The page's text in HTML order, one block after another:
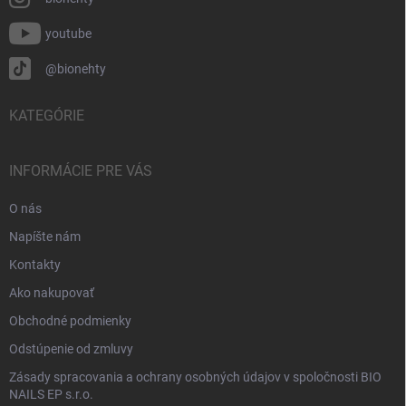
youtube
@bionehty
KATEGÓRIE
INFORMÁCIE PRE VÁS
O nás
Napíšte nám
Kontakty
Ako nakupovať
Obchodné podmienky
Odstúpenie od zmluvy
Zásady spracovania a ochrany osobných údajov v spoločnosti BIO
NAILS EP s.r.o.